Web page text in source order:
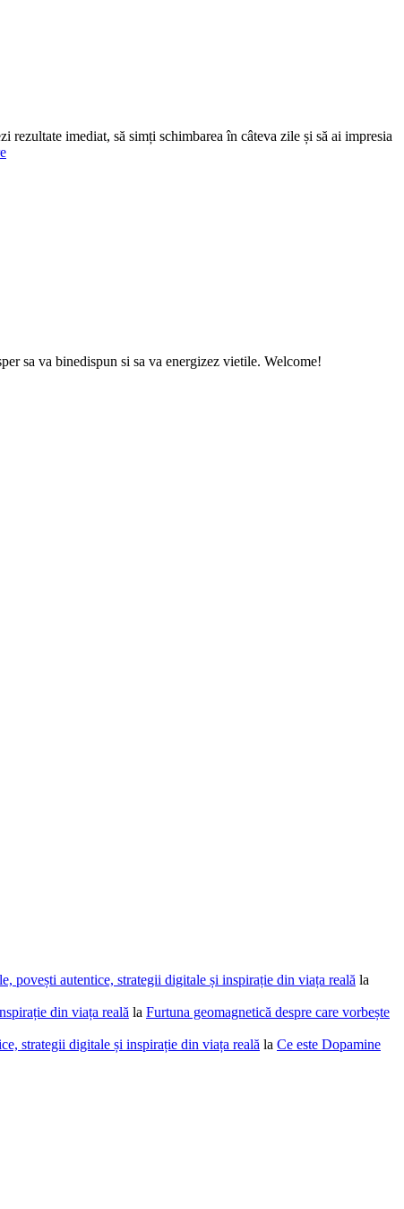
imediat, să simți schimbarea în câteva zile și să ai impresia
sa va binedispun si sa va energizez vietile. Welcome!
povești autentice, strategii digitale și inspirație din viața reală la
din viața reală la Furtuna geomagnetică despre care vorbește
strategii digitale și inspirație din viața reală la Ce este Dopamine